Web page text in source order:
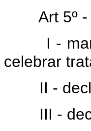
Art 5º
I -
celebrar
II -
III -